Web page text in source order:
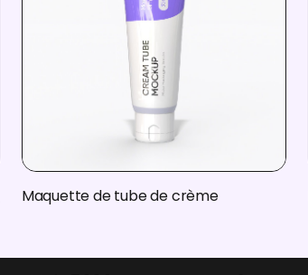
Maquette de tube de crème